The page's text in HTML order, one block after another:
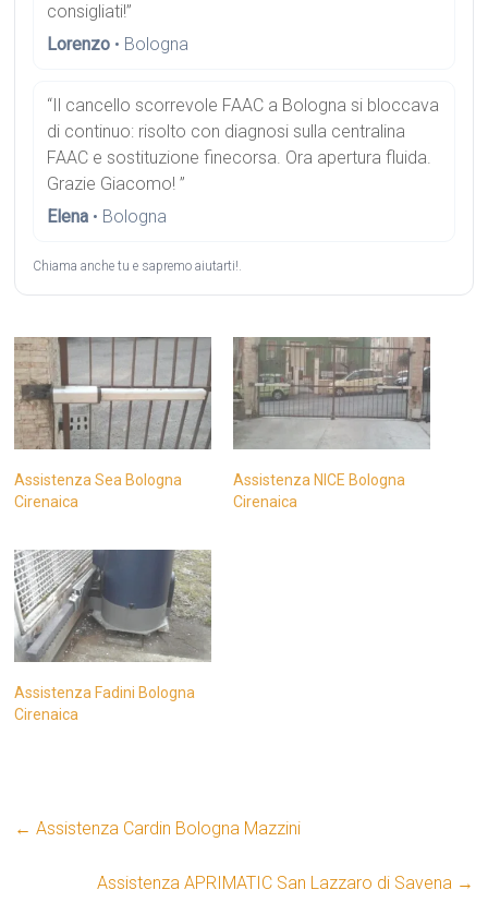
consigliati!”
Lorenzo • Bologna
“Il cancello scorrevole FAAC a Bologna si bloccava
di continuo: risolto con diagnosi sulla centralina
FAAC e sostituzione finecorsa. Ora apertura fluida.
Grazie Giacomo! ”
Elena • Bologna
Chiama anche tu e sapremo aiutarti!.
Assistenza Sea Bologna
Cirenaica
Assistenza NICE Bologna
Cirenaica
Assistenza Fadini Bologna
Cirenaica
← Assistenza Cardin Bologna Mazzini
Assistenza APRIMATIC San Lazzaro di Savena →